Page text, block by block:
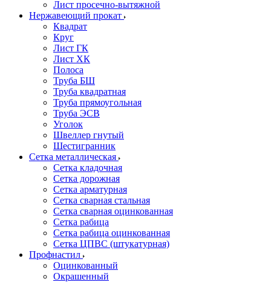
Лист просечно-вытяжной
Нержавеющий прокат
Квадрат
Круг
Лист ГК
Лист ХК
Полоса
Труба БШ
Труба квадратная
Труба прямоугольная
Труба ЭСВ
Уголок
Швеллер гнутый
Шестигранник
Сетка металлическая
Сетка кладочная
Сетка дорожная
Сетка арматурная
Сетка сварная стальная
Сетка сварная оцинкованная
Сетка рабица
Сетка рабица оцинкованная
Сетка ЦПВС (штукатурная)
Профнастил
Оцинкованный
Окрашенный